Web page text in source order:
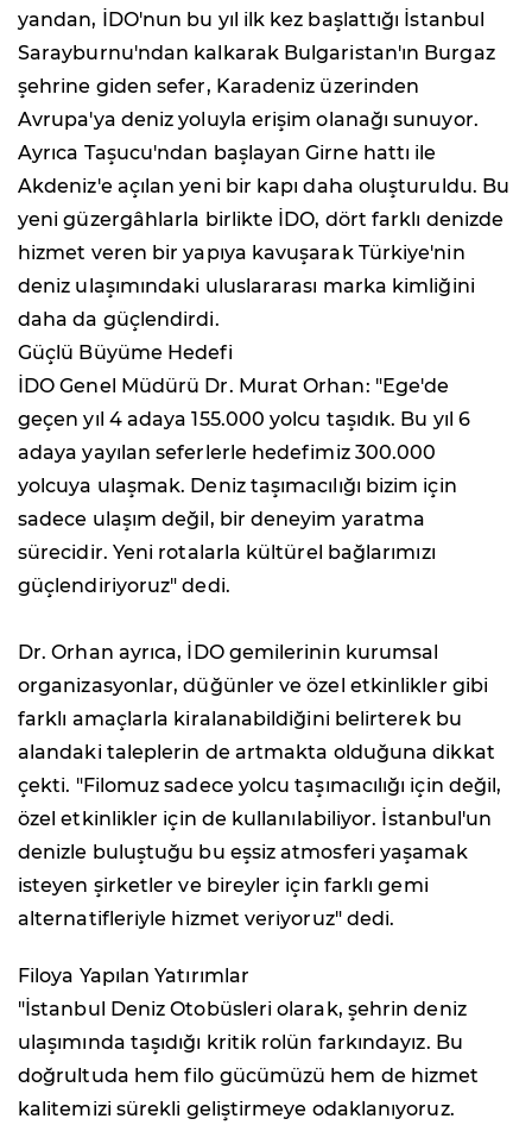
yandan, İDO'nun bu yıl ilk kez başlattığı İstanbul
Sarayburnu'ndan kalkarak Bulgaristan'ın Burgaz
şehrine giden sefer, Karadeniz üzerinden
Avrupa'ya deniz yoluyla erişim olanağı sunuyor.
Ayrıca Taşucu'ndan başlayan Girne hattı ile
Akdeniz'e açılan yeni bir kapı daha oluşturuldu. Bu
yeni güzergâhlarla birlikte İDO, dört farklı denizde
hizmet veren bir yapıya kavuşarak Türkiye'nin
deniz ulaşımındaki uluslararası marka kimliğini
daha da güçlendirdi.
Güçlü Büyüme Hedefi
İDO Genel Müdürü Dr. Murat Orhan: "Ege'de
geçen yıl 4 adaya 155.000 yolcu taşıdık. Bu yıl 6
adaya yayılan seferlerle hedefimiz 300.000
yolcuya ulaşmak. Deniz taşımacılığı bizim için
sadece ulaşım değil, bir deneyim yaratma
sürecidir. Yeni rotalarla kültürel bağlarımızı
güçlendiriyoruz" dedi.
Dr. Orhan ayrıca, İDO gemilerinin kurumsal
organizasyonlar, düğünler ve özel etkinlikler gibi
farklı amaçlarla kiralanabildiğini belirterek bu
alandaki taleplerin de artmakta olduğuna dikkat
çekti. "Filomuz sadece yolcu taşımacılığı için değil,
özel etkinlikler için de kullanılabiliyor. İstanbul'un
denizle buluştuğu bu eşsiz atmosferi yaşamak
isteyen şirketler ve bireyler için farklı gemi
alternatifleriyle hizmet veriyoruz" dedi.
Filoya Yapılan Yatırımlar
"İstanbul Deniz Otobüsleri olarak, şehrin deniz
ulaşımında taşıdığı kritik rolün farkındayız. Bu
doğrultuda hem filo gücümüzü hem de hizmet
kalitemizi sürekli geliştirmeye odaklanıyoruz.